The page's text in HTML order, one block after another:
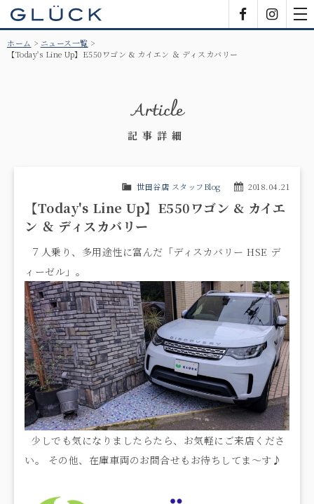
ホーム
ニュース一覧
【Today's Line Up】E550ワゴン & カイエン ＆ ディスカバリー
Article
記事詳細
2018.04.21
世田谷店 スタッフBlog
【Today's Line Up】E550ワゴン & カイエ
ン ＆ ディスカバリー
７人乗り、多用途性に富んだ「ディスカバリー HSE デ
ィーゼル」。
少しでも気になりましたらたら、お気軽にご来店くださ
い。 その他、在庫車両のお問合せもお待ちしてま～す♪